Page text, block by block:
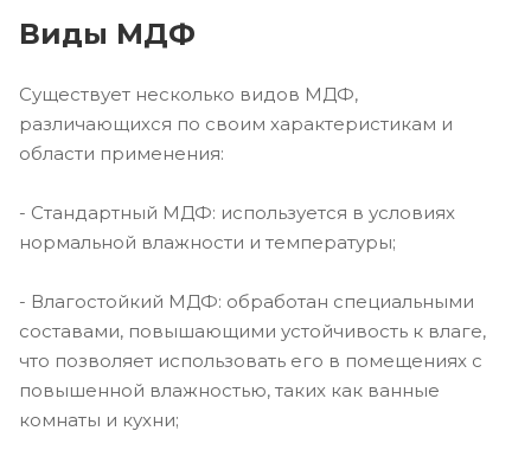
Виды МДФ
Существует несколько видов МДФ,
различающихся по своим характеристикам и
области применения:
- Стандартный МДФ: используется в условиях
нормальной влажности и температуры;
- Влагостойкий МДФ: обработан специальными
составами, повышающими устойчивость к влаге,
что позволяет использовать его в помещениях с
повышенной влажностью, таких как ванные
комнаты и кухни;